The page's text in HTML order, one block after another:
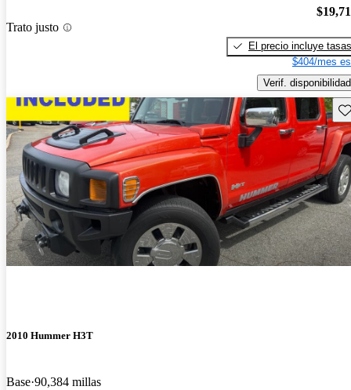
Trato justo
El precio incluye tasas
$404/mes
Verif. disponibilidad
2010 Hummer H3T
Base 90,384 millas